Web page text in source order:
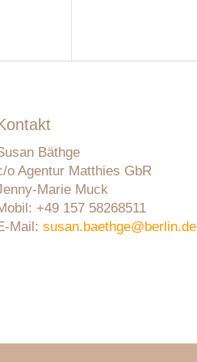
Bäthge
o Agentur Matthies GbR
Marie Muck
+49 157 58268511
Mail: susan.baethge@berlin.de